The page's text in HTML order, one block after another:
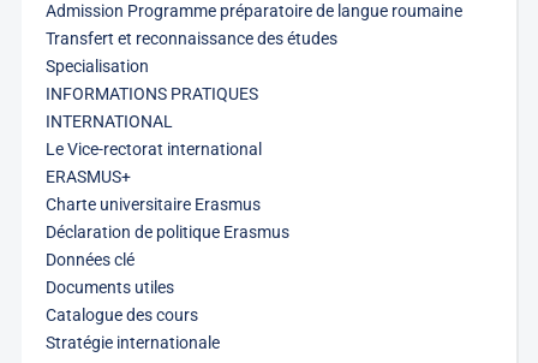
Admission Programme préparatoire de langue roumaine
Transfert et reconnaissance des études
Specialisation
INFORMATIONS PRATIQUES
INTERNATIONAL
Le Vice-rectorat international
ERASMUS+
Charte universitaire Erasmus
Déclaration de politique Erasmus
Données clé
Documents utiles
Catalogue des cours
Stratégie internationale